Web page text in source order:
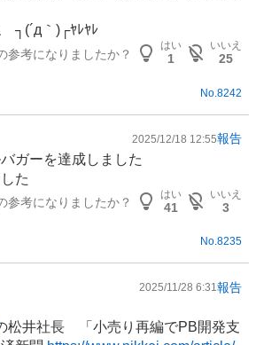
┐(´д｀)┌ﾔﾚﾔﾚ
参考になりましたか？
はい
1
いいえ
25
No. 8242
2025/12/18 12:55報告
ガーを達成しました
た
参考になりましたか？
はい
41
いいえ
3
No.8235
2025/11/28 6:31報告
松井社長 「小売り再編でPB開発支